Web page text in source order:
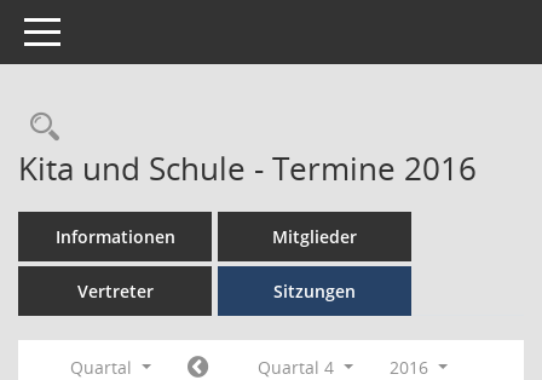
Toggle navigation
Kita und Schule - Termine 2016
Informationen Mitglieder
Vertreter Sitzungen
Quartal Quartal 4
2016